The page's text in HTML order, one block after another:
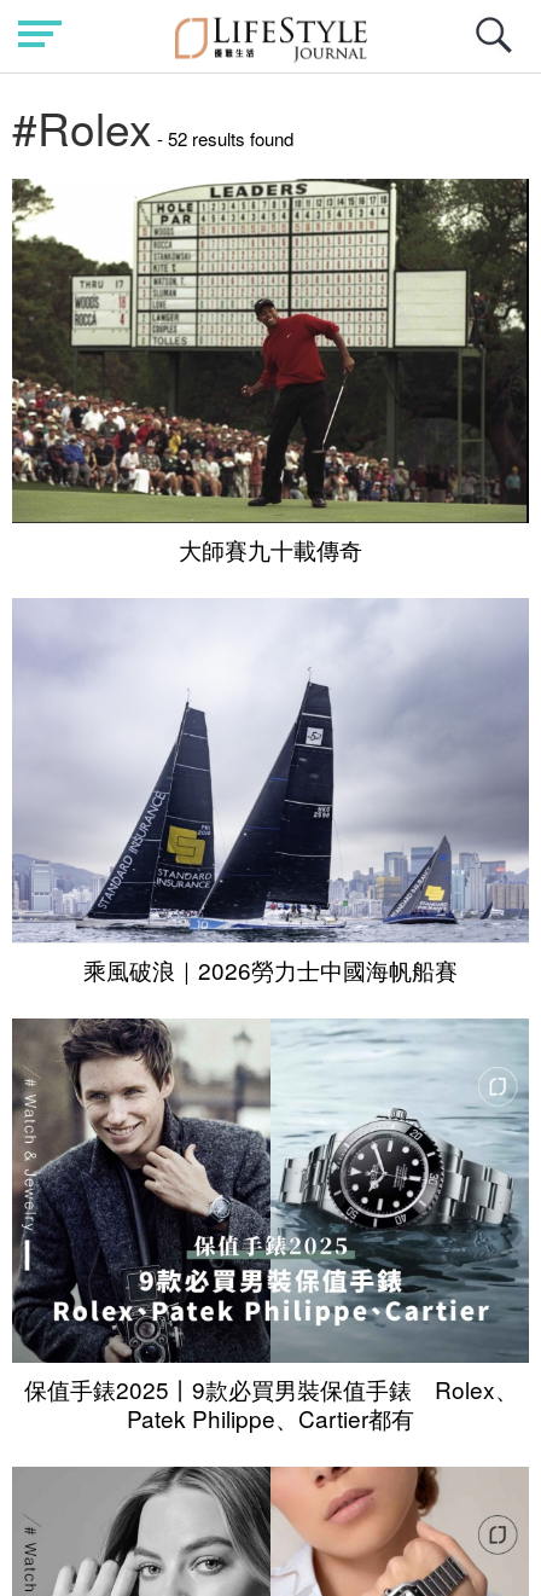
#Rolex - 52 results found
大師賽九十載傳奇
乘風破浪｜2026勞力士中國海帆船賽
保值手錶2025丨9款必買男裝保值手錶 Rolex、
Patek Philippe、Cartier都有